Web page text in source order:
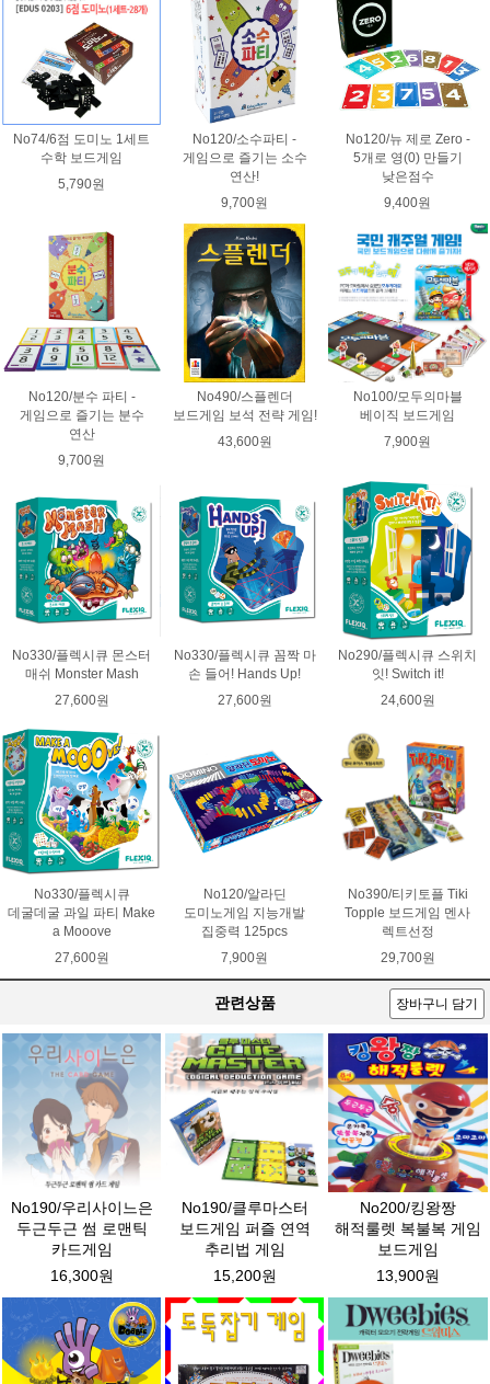
No74/6점 도미노 1세트
수학 보드게임
5,790원
No120/소수파티 -
게임으로 즐기는 소수
연산!
9,700원
No120/뉴 제로 Zero -
5개로 영(0) 만들기
낮은점수
9,400원
No120/분수 파티 -
게임으로 즐기는 분수
연산
9,700원
No490/스플렌더
보드게임 보석 전략 게임!
43,600원
No100/모두의마블
베이직 보드게임
7,900원
No330/플렉시큐 몬스터
매쉬 Monster Mash
27,600원
No330/플렉시큐 꼼짝 마
손 들어! Hands Up!
27,600원
No290/플렉시큐 스위치
잇! Switch it!
24,600원
No330/플렉시큐
데굴데굴 과일 파티 Make
a Mooove
27,600원
No120/알라딘
도미노게임 지능개발
집중력 125pcs
7,900원
No390/티키토플 Tiki
Topple 보드게임 멘사
렉트선정
29,700원
관련상품 장바구니 담기
No190/우리사이느은
두근두근 썸 로맨틱
카드게임
16,300원
No190/클루마스터
보드게임 퍼즐 연역
추리법 게임
15,200원
No200/킹왕짱
해적룰렛 복불복 게임
보드게임
13,900원